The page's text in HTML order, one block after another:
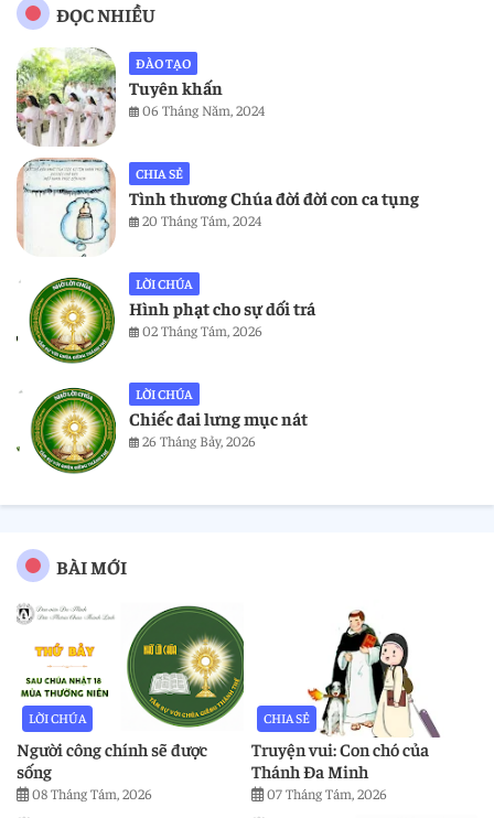
ĐỌC NHIỀU
ĐÀO TẠO
Tuyên khấn
06 Tháng Năm, 2024
CHIA SẺ
Tình thương Chúa đời đời con ca tụng
20 Tháng Tám, 2024
LỜI CHÚA
Hình phạt cho sự dối trá
02 Tháng Tám, 2026
LỜI CHÚA
Chiếc đai lưng mục nát
26 Tháng Bảy, 2026
BÀI MỚI
LỜI CHÚA
Người công chính sẽ được
sống
08 Tháng Tám, 2026
CHIA SẺ
Truyện vui: Con chó của
Thánh Đa Minh
07 Tháng Tám, 2026